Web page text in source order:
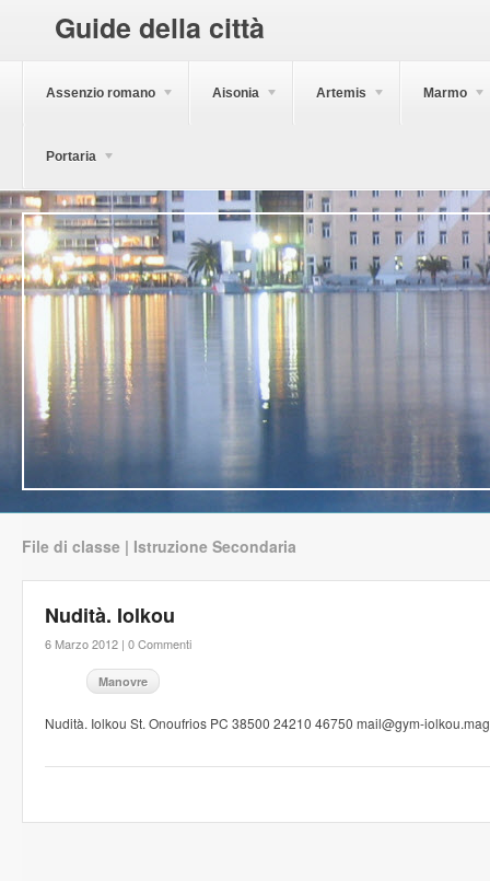
Guide della città
Assenzio romano Aisonia Artemis Marmo
Portaria
File di classe | Istruzione Secondaria
Nudità. Iolkou
6 Marzo 2012 | 0 Commenti
Manovre
Nudità. Iolkou St. Onoufrios PC 38500 24210 46750 mail@gym-